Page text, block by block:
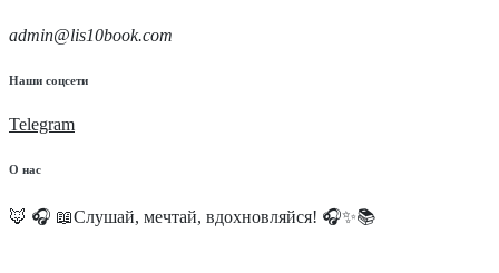
admin@lis10book.com
Наши соцсети
Telegram
О нас
🦊 🎧 📖Слушай, мечтай, вдохновляйся! 🎧✨📚